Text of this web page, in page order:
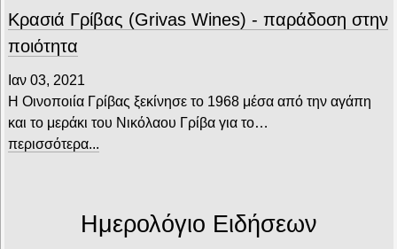
Κρασιά Γρίβας (Grivas Wines) - παράδοση στην
ποιότητα
Ιαν 03, 2021
Η Οινοποιία Γρίβας ξεκίνησε το 1968 μέσα από την αγάπη
και το μεράκι του Νικόλαου Γρίβα για το…
περισσότερα...
Ημερολόγιο Ειδήσεων